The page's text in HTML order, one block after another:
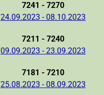
7241 - 7270
24.09.2023 - 08.10.2023
7211 - 7240
09.09.2023 - 23.09.2023
7181 - 7210
25.08.2023 - 08.09.2023